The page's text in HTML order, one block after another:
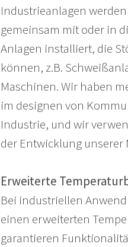
Industrieanlagen
gemeinsam mit oder in
Anlagen installiert, die
können, z.B.
Maschinen. Wir haben
im designen von
Industrie, und wir
der Entwicklung
Erweiterte
Bei industriellen
einen erweiterten
garantieren